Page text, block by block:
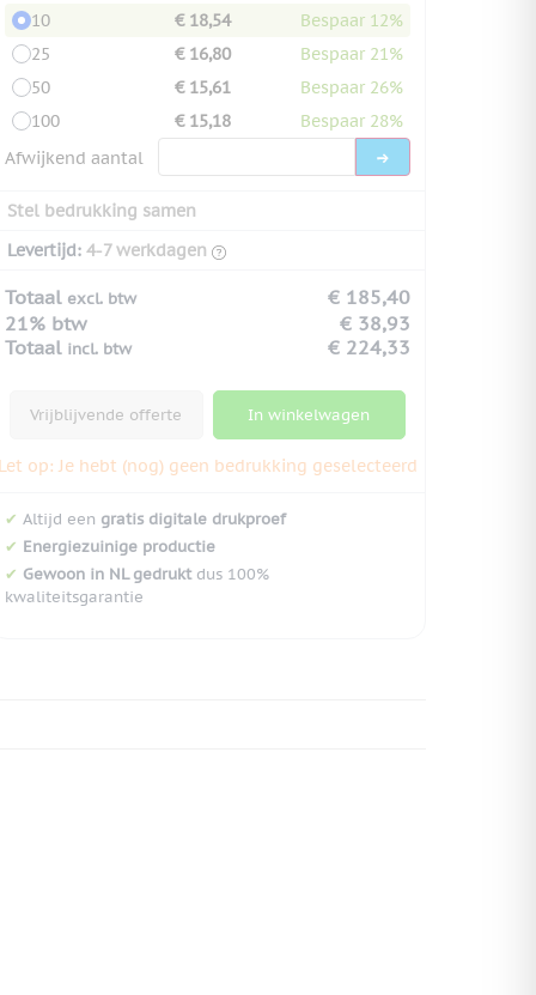
10
€ 18,54
Bespaar 12%
25
€ 16,80
Bespaar 21%
50
€ 15,61
Bespaar 26%
100
€ 15,18
Bespaar 28%
Afwijkend aantal
Stel bedrukking samen
Levertijd: 4-7 werkdagen
Totaal excl. btw
€ 185,40
21% btw
€ 38,93
Totaal incl. btw € 224,33
Vrijblijvende offerte In winkelwagen
Let op: Je hebt (nog) geen bedrukking geselecteerd
✔ Altijd een gratis digitale drukproef
✔ Energiezuinige productie
✔ Gewoon in NL gedruktdus 100%
kwaliteitsgarantie